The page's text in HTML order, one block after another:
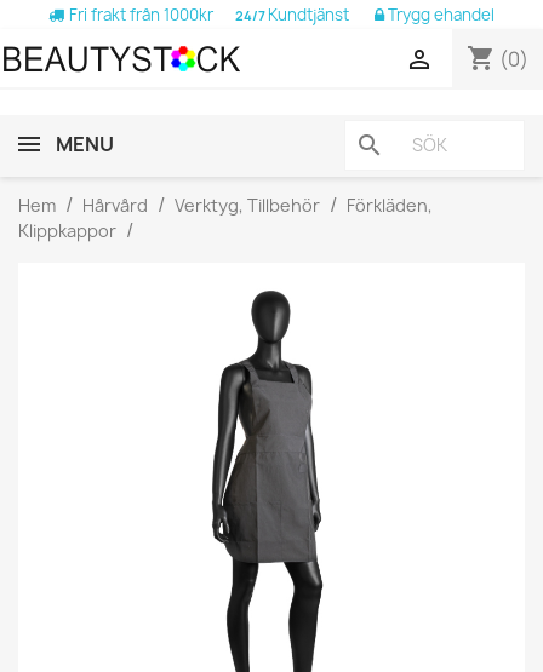
Fri frakt från 1000kr 24/7 Kundtjänst Trygg ehandel
shopping_cart (0)

MENU search
Hem Hårvård Verktyg, Tillbehör
Förkläden,
Klippkappor